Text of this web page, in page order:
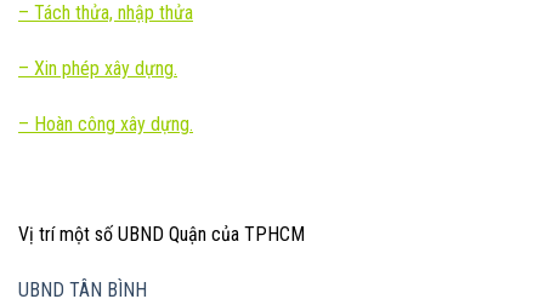
– Tách thửa, nhập thửa
– Xin phép xây dựng.
– Hoàn công xây dựng.
Vị trí một số UBND Quận của TPHCM
UBND TÂN BÌNH